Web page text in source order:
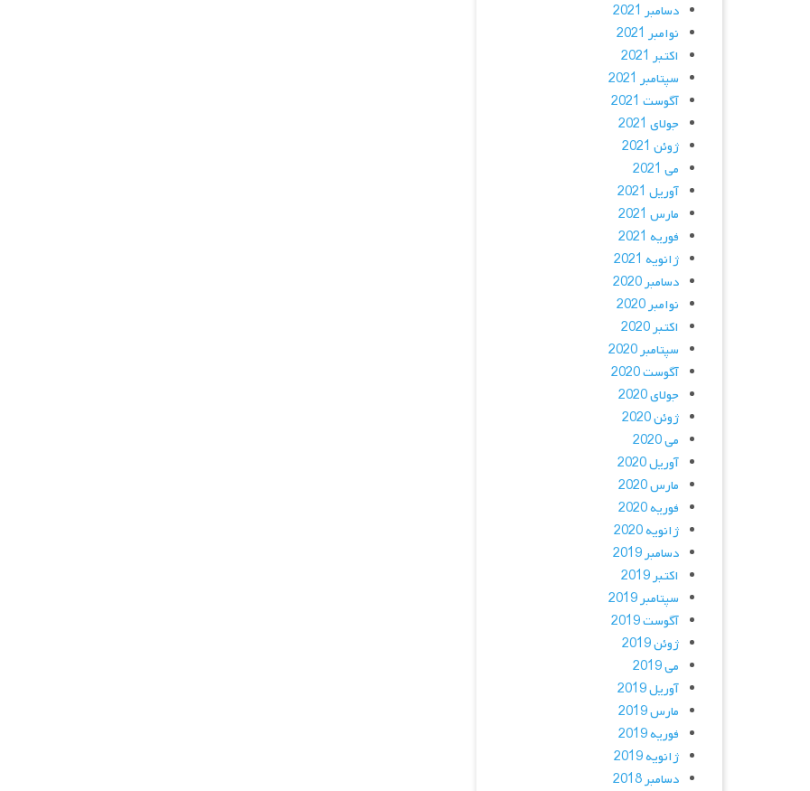
دسامبر 2021
نوامبر 2021
اکتبر 2021
سپتامبر 2021
آگوست 2021
جولای 2021
ژوئن 2021
می 2021
آوریل 2021
مارس 2021
فوریه 2021
ژانویه 2021
دسامبر 2020
نوامبر 2020
اکتبر 2020
سپتامبر 2020
آگوست 2020
جولای 2020
ژوئن 2020
می 2020
آوریل 2020
مارس 2020
فوریه 2020
ژانویه 2020
دسامبر 2019
اکتبر 2019
سپتامبر 2019
آگوست 2019
ژوئن 2019
می 2019
آوریل 2019
مارس 2019
فوریه 2019
ژانویه 2019
دسامبر 2018